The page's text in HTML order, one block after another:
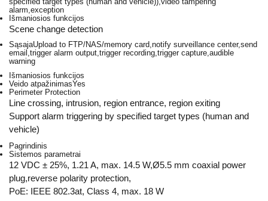
alarm,exception
Išmaniosios funkcijos
Scene change detection
SąsajaUpload to FTP/NAS/memory card,notify surveillance center,send
email,trigger alarm output,trigger recording,trigger capture,audible
warning
Išmaniosios funkcijos
Veido atpažinimasYes
Perimeter Protection
Line crossing, intrusion, region entrance, region exiting
Support alarm triggering by specified target types (human and
vehicle)
Pagrindinis
Sistemos parametrai
12 VDC ± 25%, 1.21 A, max. 14.5 W,Ø5.5 mm coaxial power
plug,reverse polarity protection,
PoE: IEEE 802.3at, Class 4, max. 18 W